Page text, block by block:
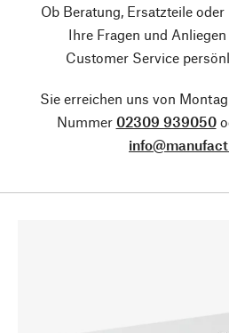
Ob Beratung, Ersatzteile
Ihre Fragen und
Customer Service
Sie erreichen uns von
Nummer 02309 939050